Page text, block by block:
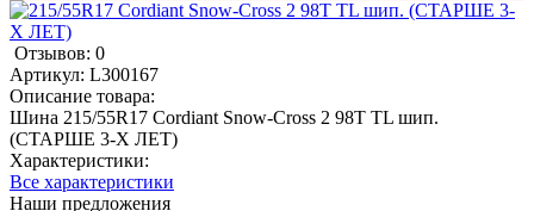
Отзывов: 0
Артикул: L300167
Описание товара:
Шина 215/55R17 Cordiant Snow-Cross 2 98T TL шип.
(СТАРШЕ 3-Х ЛЕТ)
Характеристики:
Все характеристики
Наши предложения